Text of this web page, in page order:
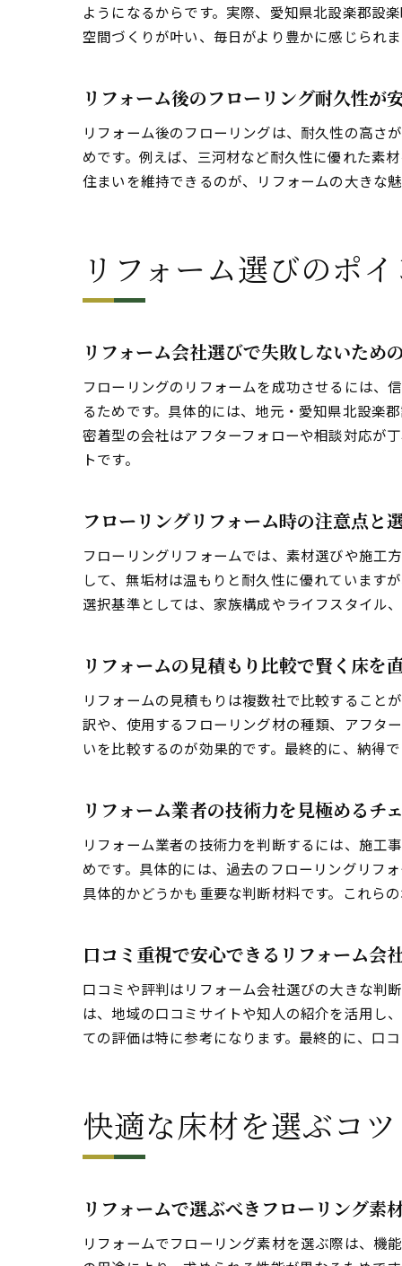
ようになるからです。実際、愛知県北設楽郡設
空間づくりが叶い、毎日がより豊かに感じられ
リフォーム後のフローリング耐久性が
リフォーム後のフローリングは、耐久性の高さ
めです。例えば、三河材など耐久性に優れた素
住まいを維持できるのが、リフォームの大きな
リフォーム選びのポ
リフォーム会社選びで失敗しないため
フローリングのリフォームを成功させるには、
るためです。具体的には、地元・愛知県北設楽
密着型の会社はアフターフォローや相談対応が
トです。
フローリングリフォーム時の注意点と
フローリングリフォームでは、素材選びや施工
して、無垢材は温もりと耐久性に優れています
選択基準としては、家族構成やライフスタイル
リフォームの見積もり比較で賢く床を
リフォームの見積もりは複数社で比較すること
訳や、使用するフローリング材の種類、アフタ
いを比較するのが効果的です。最終的に、納得
リフォーム業者の技術力を見極めるチ
リフォーム業者の技術力を判断するには、施工
めです。具体的には、過去のフローリングリフ
具体的かどうかも重要な判断材料です。これら
口コミ重視で安心できるリフォーム会
口コミや評判はリフォーム会社選びの大きな判
は、地域の口コミサイトや知人の紹介を活用し
ての評価は特に参考になります。最終的に、口
快適な床材を選ぶコ
リフォームで選ぶべきフローリング素
リフォームでフローリング素材を選ぶ際は、機